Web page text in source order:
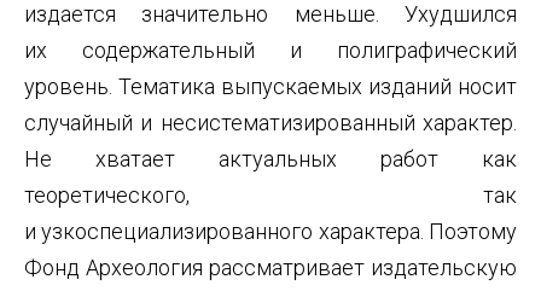
издается значительно меньше. Ухудшился
их содержательный и полиграфический
уровень. Тематика выпускаемых изданий носит
случайный и несистематизированный характер.
Не хватает актуальных работ как
теоретического, так
и узкоспециализированного характера. Поэтому
Фонд Археология рассматривает издательскую